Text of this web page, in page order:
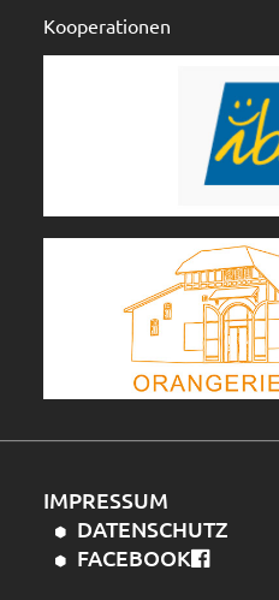
Kooperationen
IMPRESSUM
DATENSCHUTZ
FACEBOOK